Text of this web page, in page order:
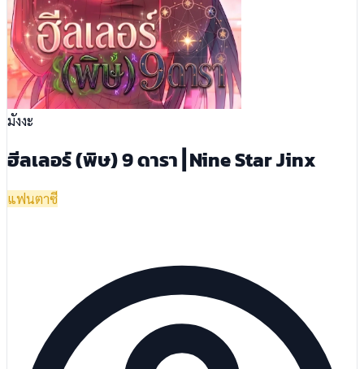
มังงะ
ฮีลเลอร์ (พิษ) 9 ดารา┃Nine Star Jinx
แฟนตาซี